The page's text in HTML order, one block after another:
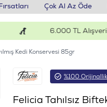
Çok Al Az Öde
6.000 TL Alışverişe
Kedi Konservesi 85gr
%100
Felicia Tahılsız